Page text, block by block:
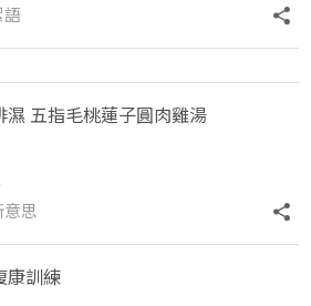
語
濕 五指毛桃蓮子圓肉雞湯
思
康訓練